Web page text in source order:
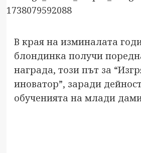
В края на изминалата
блондинка получи
награда, този път за
иноватор”, заради
обученията на млади